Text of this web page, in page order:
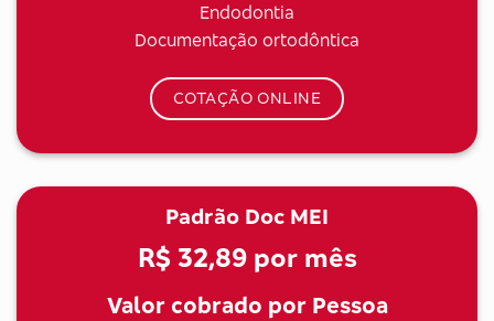
Endodontia
Documentação ortodôntica
COTAÇÃO ONLINE
Padrão Doc MEI
R$ 32,89por mês
Valor cobrado por Pessoa